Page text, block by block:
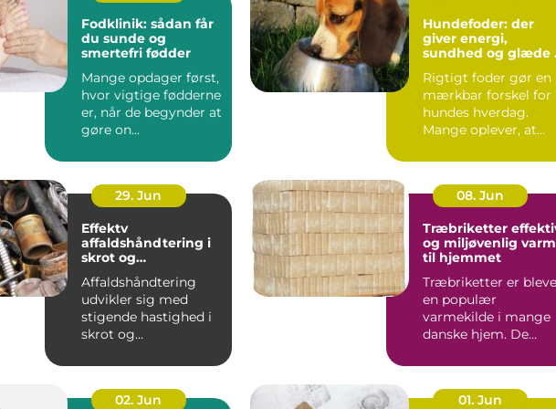
Fodklinik: sådan får
du sunde og
smertefri fødder
Mange opdager først,
hvor vigtige fødderne
er, når de begynder at
gøre on...
Hundefoder: der
giver energi,
sundhed og glæde
Rigtigt foder gør en
mærkbar forskel for
hundes hverdag.
Mange oplever, at
29. Jun
Effektv
affaldshåndtering i
skrot og
Affaldshåndtering
udvikler sig med
stigende hastighed i
skrot og
stramme...
08. Jun
Træbriketter effektiv
og miljøvenlig
til hjemmet
Træbriketter er
en populær
varmekilde i mange
danske hjem. De
er nemme...
02. Jun
01. Jun